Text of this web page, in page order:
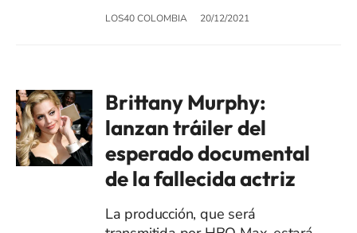
LOS40 COLOMBIA 20/12/2021
Brittany Murphy:
lanzan tráiler del
esperado documental
de la fallecida actriz
La producción, que será